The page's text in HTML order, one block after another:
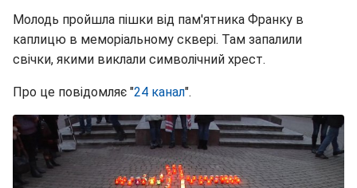
Молодь пройшла пішки від пам'ятника Франку в
каплицю в меморіальному сквері. Там запалили
свічки, якими виклали символічний хрест.
Про це повідомляє "24 канал".